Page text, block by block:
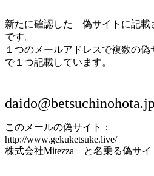
新たに確認した 偽サイトに記載
です。
１つのメールアドレスで複数の
で１つ記載しています。
daido@betsuchinohota.jp
このメールの偽サイト：
http://www.gekuketsuke.live/
株式会社Mitezza と名乗る偽サイ